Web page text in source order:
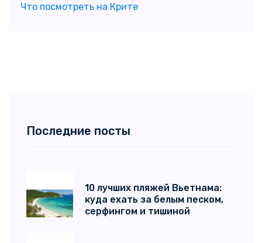
Что посмотреть на Крите
Последние посты
10 лучших пляжей Вьетнама:
куда ехать за белым песком,
серфингом и тишиной